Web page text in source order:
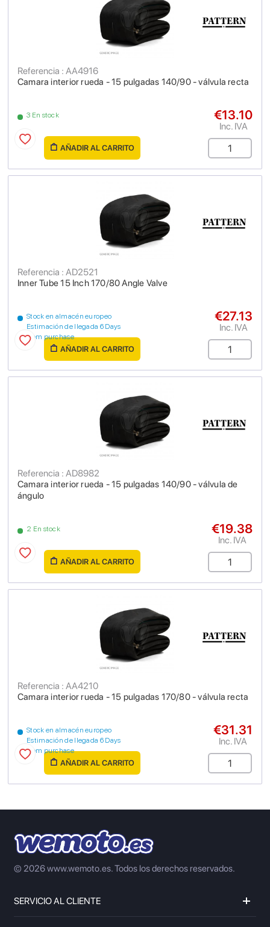
Camara interior rueda - 15 pulgadas 140/90 - válvula recta
Referencia : AA4916
3 En stock €13.10
Inc. IVA
AÑADIR AL CARRITO
Inner Tube 15 Inch 170/80 Angle Valve
Referencia : AD2521
Stock en almacén europeo
Estimación de llegada 6 Days
from purchase
€27.13
Inc. IVA
AÑADIR AL CARRITO
Camara interior rueda - 15 pulgadas 140/90 - válvula de
ángulo
Referencia : AD8982
2 En stock €19.38
Inc. IVA
AÑADIR AL CARRITO
Camara interior rueda - 15 pulgadas 170/80 - válvula recta
Referencia : AA4210
Stock en almacén europeo
Estimación de llegada 6 Days
from purchase
€31.31
Inc. IVA
AÑADIR AL CARRITO
© 2026 www.wemoto.es.Todos los derechos reservados.
SERVICIO AL CLIENTE